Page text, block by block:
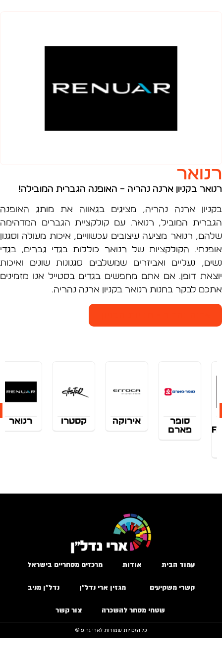
בקניון ארנה נהריה –האופנה הגברית המובילה!
ארנה נהריה, מציגים בגאווה את מותג האופנה
המוביל, רנואר. עם קולקציית הגברים המדהימה
רנואר מציעה עיצובים עכשוויים, איכות מעולה וסגנון
הקולקציות של רנואר כוללות בגדי גברים, בגדי
נעליים ואביזרים שמשלבים סגנונות שונים ואיכות
דופן. אם אתם מחפשים בגדים בסטייל אנו מזמינים
לבקר בחנות רנואר בקניון ארנה נהריה.
אירוקה קסטרו רנואר
עמוד הבית אודות מרכזים מסחריים בישראל
קשרי משקיעים מגזין ארי נדל״ן נדל״ן מניב
שטחי מסחר להשכרה צור קשר
כל הזכויות שמורות לארי גרופ ©